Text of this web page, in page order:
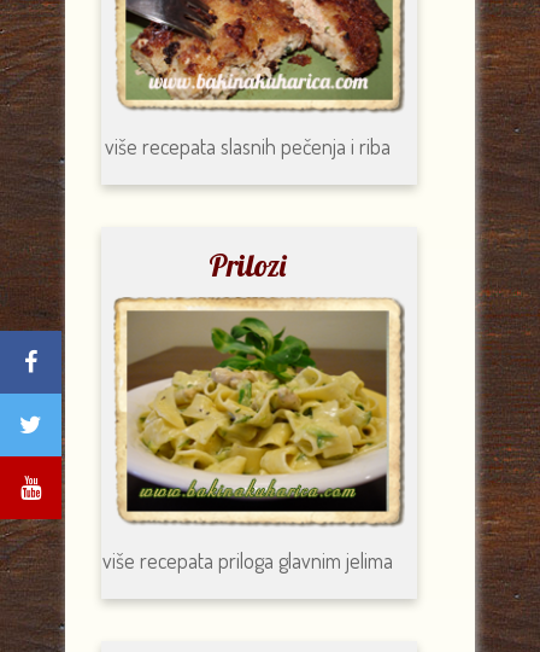
više recepata slasnih pečenja i riba
Prilozi
više recepata priloga glavnim jelima